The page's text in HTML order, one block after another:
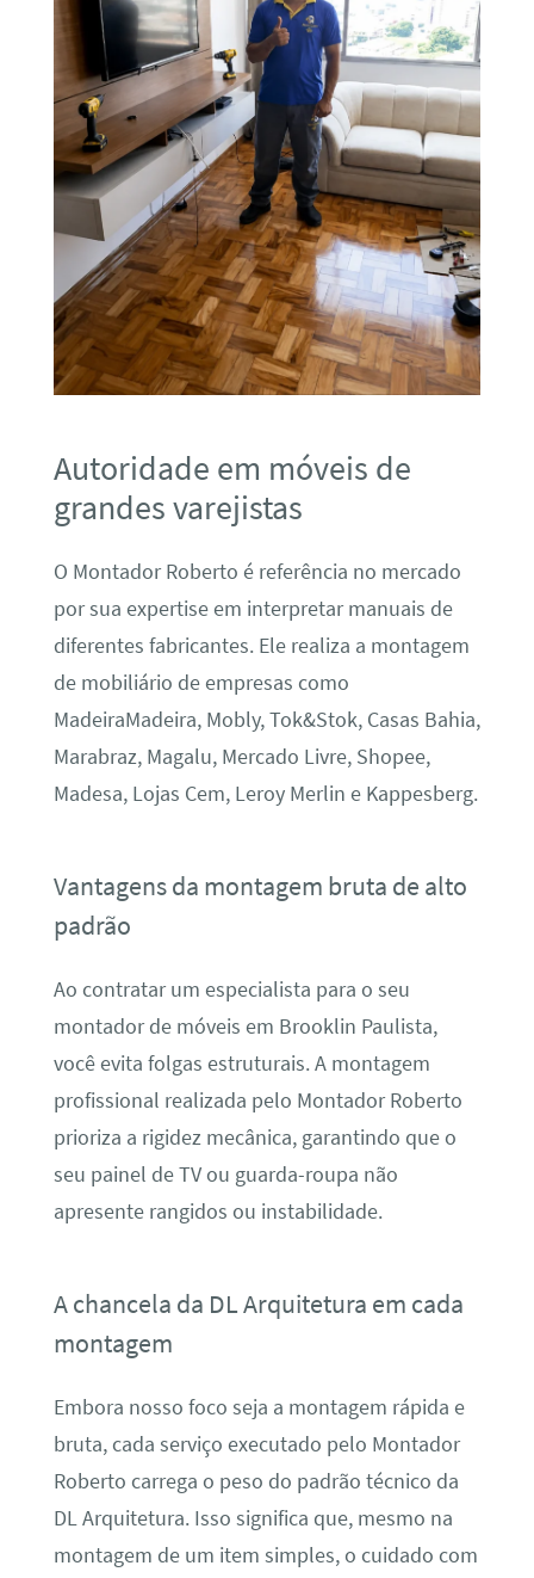
Autoridade em móveis de
grandes varejistas
O Montador Roberto é referência no mercado
por sua expertise em interpretar manuais de
diferentes fabricantes. Ele realiza a montagem
de mobiliário de empresas como
MadeiraMadeira, Mobly, Tok&Stok, Casas Bahia,
Marabraz, Magalu, Mercado Livre, Shopee,
Madesa, Lojas Cem, Leroy Merlin e Kappesberg.
Vantagens da montagem bruta de alto
padrão
Ao contratar um especialista para o seu
montador de móveis em Brooklin Paulista,
você evita folgas estruturais. A montagem
profissional realizada pelo Montador Roberto
prioriza a rigidez mecânica, garantindo que o
seu painel de TV ou guarda-roupa não
apresente rangidos ou instabilidade.
A chancela da DL Arquitetura em cada
montagem
Embora nosso foco seja a montagem rápida e
bruta, cada serviço executado pelo Montador
Roberto carrega o peso do padrão técnico da
DL Arquitetura. Isso significa que, mesmo na
montagem de um item simples, o cuidado com